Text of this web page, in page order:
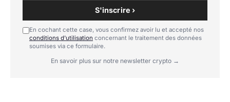
S'inscrire ›
En cochant cette case, vous confirmez avoir lu et accepté nos
conditions d'utilisation concernant le traitement des données
soumises via ce formulaire.
En savoir plus sur notre newsletter crypto →